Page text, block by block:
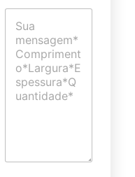
iC
u